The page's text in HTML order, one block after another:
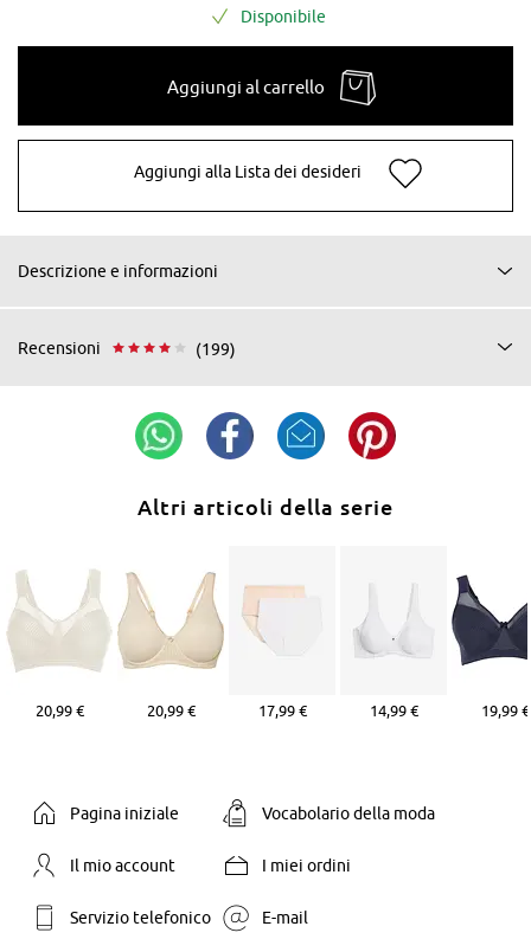
Disponibile
Aggiungi al carrello
Aggiungi alla Lista dei desideri
Descrizione e informazioni
Recensioni (199)
Altri articoli della serie
20,99 € 20,99 € 17,99 € 14,99 € 19,99 €
Pagina iniziale Vocabolario della moda
Il mio account I miei ordini
Servizio telefonico E-mail